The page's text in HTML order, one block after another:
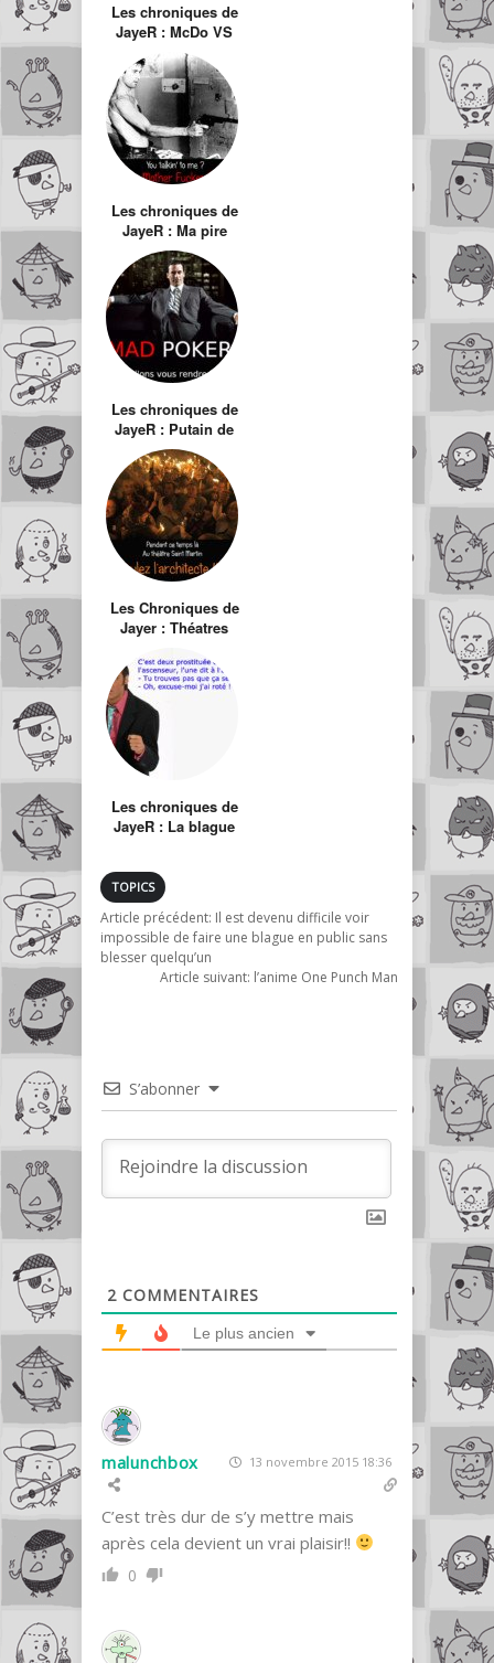
Les chroniques de
JayeR : McDo VS
Quick
Les chroniques de
JayeR : Ma pire
expérience chez
Quick
Les chroniques de
JayeR : Putain de
Poker Français
Les Chroniques de
Jayer : Théatres
Les chroniques de
JayeR : La blague
TOPICS
Article précédent: Il est devenu difficile voir
impossible de faire une blague en public sans
blesser quelqu’un
Article suivant: l’anime One Punch Man
S’abonner
2 COMMENTAIRES
Le plus ancien
malunchbox 13 novembre 2015 18:36
C’est très dur de s’y mettre mais
après cela devient un vrai plaisir!!
0